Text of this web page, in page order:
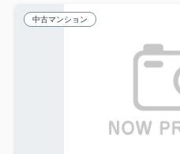
中古マンション